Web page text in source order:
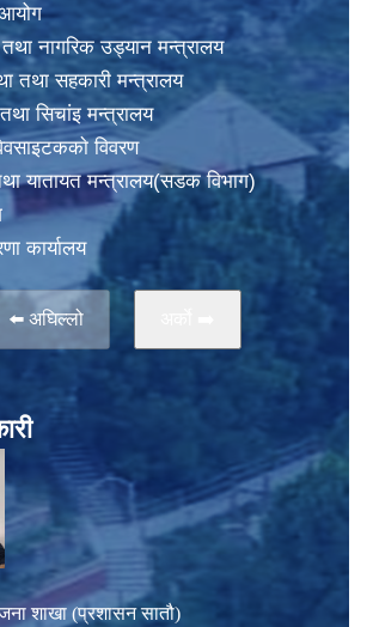
आयोग
नागरिक उड्यान मन्त्रालय
तथा सहकारी मन्त्रालय
सिचांइ मन्त्रालय
विवरण
यातायत मन्त्रालय(सडक विभाग)
कार्यालय
⬅️ अघिल्लो
शाखा (प्रशासन सातौ)